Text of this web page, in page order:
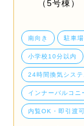
南向き 駐車
小学校10分以内
24時間換気システ
インナーバルコニ
内覧OK・即引渡可